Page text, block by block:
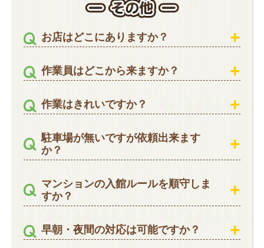
お店はどこにありますか？
作業員はどこから来ますか？
作業はきれいですか？
駐車場が無いですが依頼出来ます
か？
マンションの入館ルールを順守しま
すか？
早朝・夜間の対応は可能ですか？